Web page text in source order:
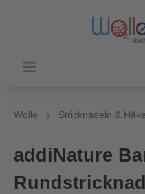
Wolle Stricknadeln &
addiNature